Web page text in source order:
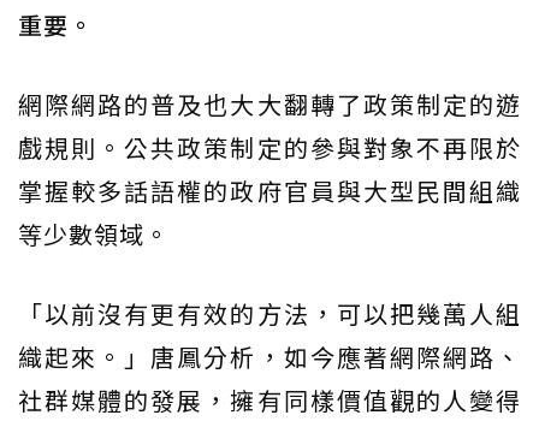
重要。
網際網路的普及也大大翻轉了政策制定的遊
戲規則。公共政策制定的參與對象不再限於
掌握較多話語權的政府官員與大型民間組織
等少數領域。
「以前沒有更有效的方法，可以把幾萬人組
織起來。」唐鳳分析，如今應著網際網路、
社群媒體的發展，擁有同樣價值觀的人變得